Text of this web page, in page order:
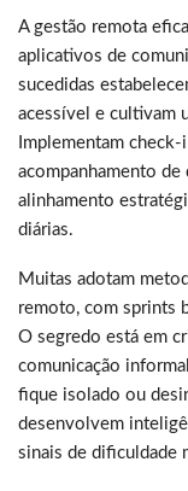
A gestão remota
aplicativos de
sucedidas
acessível e cultivam
Implementam
acompanhamento
alinhamento
diárias.
Muitas adotam
remoto, com sprints
O segredo está em
comunicação
fique isolado ou
desenvolvem
sinais de dificuldade